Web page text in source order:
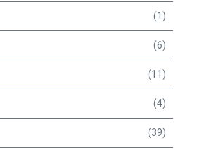
(1)
(6)
(11)
(4)
(39)